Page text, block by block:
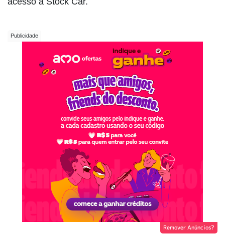
Remover Anúncios?